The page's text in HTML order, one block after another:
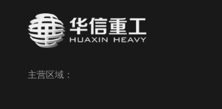
主营区域：